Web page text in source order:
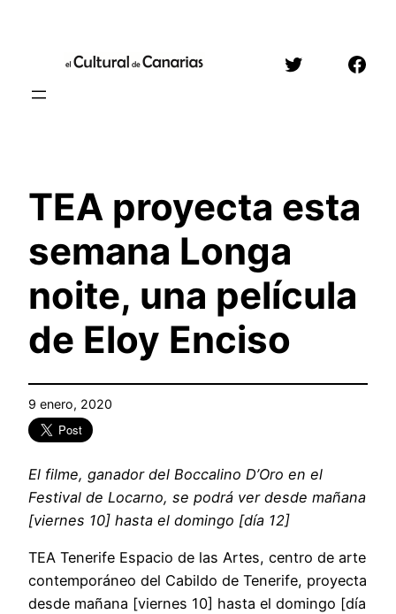
contenido
Twitter
TEA proyecta esta
semana Longa
noite, una película
de Eloy Enciso
9 enero, 2020
El filme, ganador del Boccalino D’Oro en el
Festival de Locarno, se podrá ver desde mañana
[viernes 10] hasta el domingo [día 12]
TEA Tenerife Espacio de las Artes, centro de arte
contemporáneo del Cabildo de Tenerife, proyecta
desde mañana [viernes 10] hasta el domingo [día